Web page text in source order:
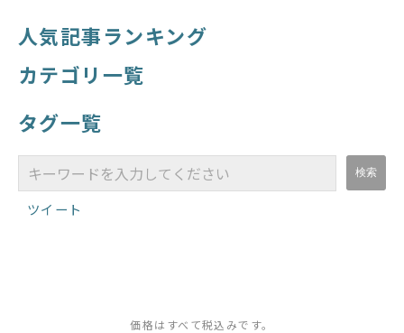
人気記事ランキング
カテゴリ一覧
タグ一覧
ツイート
価格はすべて税込みです。